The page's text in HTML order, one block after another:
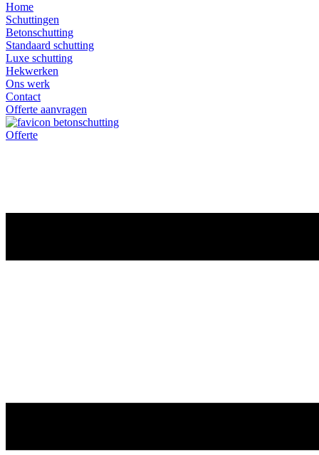
Home
Schuttingen
Betonschutting
Standaard schutting
Luxe schutting
Hekwerken
Ons werk
Contact
Offerte aanvragen
Offerte